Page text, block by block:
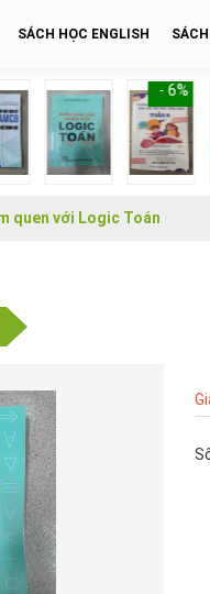
SÁCH HỌC ENGLISH
- 6%
quen với Logic Toán